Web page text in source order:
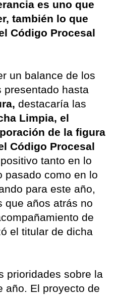
es uno que
también lo que
Código Procesal
un balance de los
presentado hasta
destacaría las
Limpia, el
de la figura
Código Procesal
tanto en lo
pasado como en lo
para este año,
que años atrás no
de
el titular de dicha
prioridades sobre la
año. El proyecto de